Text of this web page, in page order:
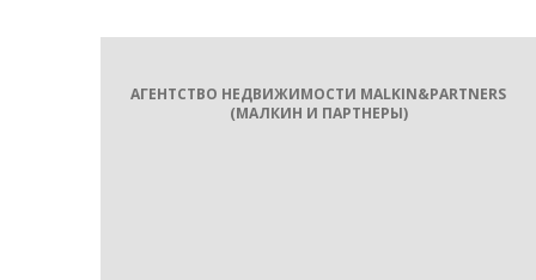
АГЕНТСТВО НЕДВИЖИМОСТИ MALKIN&PARTNERS
(МАЛКИН И ПАРТНЕРЫ)